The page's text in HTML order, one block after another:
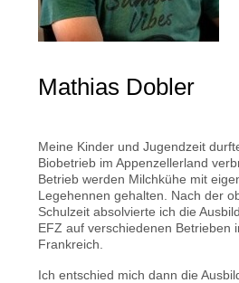
Mathias Dobler
Meine Kinder und Jugendzeit
Biobetrieb im Appenzellerland
Betrieb werden Milchkühe mit
Legehennen gehalten. Nach der
Schulzeit absolvierte ich die
EFZ auf verschiedenen Betrieben
Frankreich.
Ich entschied mich dann die